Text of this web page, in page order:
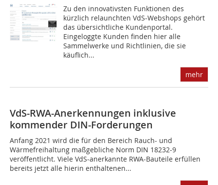
Zu den innovativsten Funktionen des
kürzlich relaunchten VdS-Webshops gehört
das übersichtliche Kundenportal.
Eingeloggte Kunden finden hier alle
Sammelwerke und Richtlinien, die sie
käuflich...
mehr
VdS-RWA-Anerkennungen inklusive
kommender DIN-Forderungen
Anfang 2021 wird die für den Bereich Rauch- und
Wärmefreihaltung maßgebliche Norm DIN 18232-9
veröffentlicht. Viele VdS-anerkannte RWA-Bauteile erfüllen
bereits jetzt alle hierin enthaltenen...